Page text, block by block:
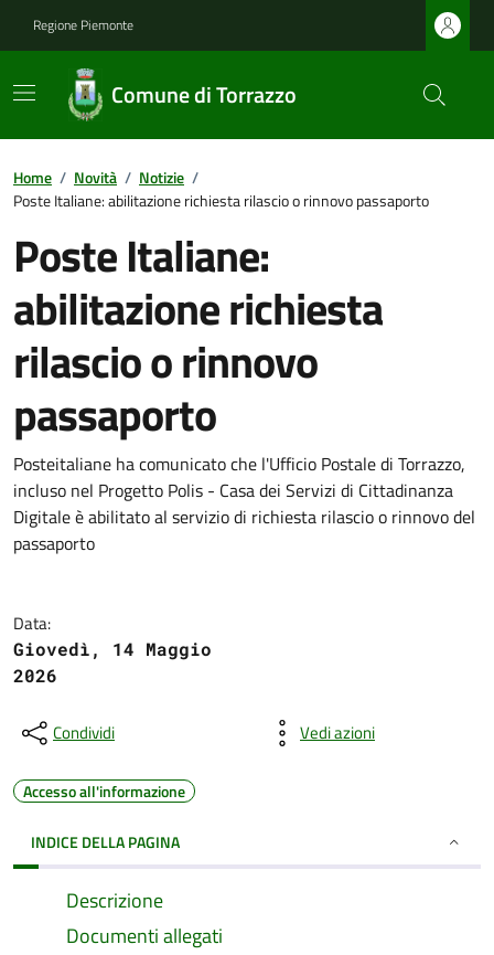
Regione Piemonte
Comune di Torrazzo
Home / Novità / Notizie /
Poste Italiane: abilitazione richiesta rilascio o rinnovo passaporto
Poste Italiane:
abilitazione richiesta
rilascio o rinnovo
passaporto
Posteitaliane ha comunicato che l'Ufficio Postale di Torrazzo,
incluso nel Progetto Polis - Casa dei Servizi di Cittadinanza
Digitale è abilitato al servizio di richiesta rilascio o rinnovo del
passaporto
Data:
Giovedì, 14 Maggio
2026
Condividi Vedi azioni
Accesso all'informazione
INDICE DELLA PAGINA
Descrizione
Documenti allegati